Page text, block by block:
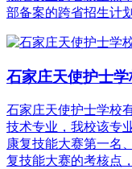
部备案的跨省招生计
石家庄天使护士
石家庄天使护士学校
技术专业‌，我校该专
康复技能大赛第一名
复技能大赛的考核点